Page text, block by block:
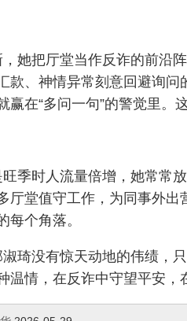
她把厅堂当作反诈的前沿
款、神情异常刻意回避询
在“多问一句”的警觉里。
季时人流量倍增，她常常
厅堂值守工作，为同事外
每个角落。
琦没有惊天动地的伟绩，
情，在反诈中守望平安，